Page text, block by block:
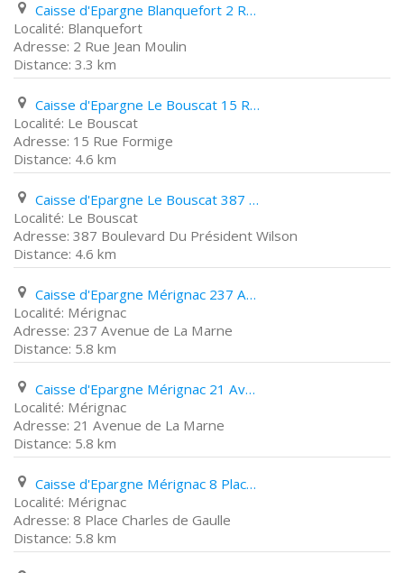
Caisse d'Epargne Blanquefort 2 Rue Jean Moulin
Blanquefort
2 Rue Jean Moulin
3.3 km
Caisse d'Epargne Le Bouscat 15 Rue Formige
Le Bouscat
15 Rue Formige
4.6 km
Caisse d'Epargne Le Bouscat 387 Boulevard Du Président Wilson
Le Bouscat
387 Boulevard Du Président Wilson
4.6 km
Caisse d'Epargne Mérignac 237 Avenue de La Marne
Mérignac
237 Avenue de La Marne
5.8 km
Caisse d'Epargne Mérignac 21 Avenue de La Marne
Mérignac
21 Avenue de La Marne
5.8 km
Caisse d'Epargne Mérignac 8 Place Charles de Gaulle
Mérignac
8 Place Charles de Gaulle
5.8 km